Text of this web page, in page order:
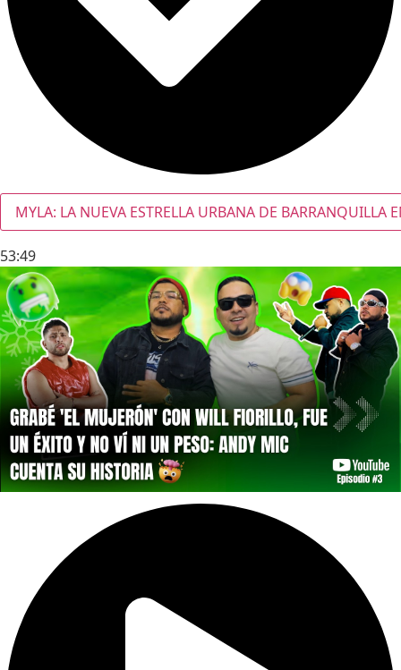
MYLA: LA NUEVA ESTRELLA URBANA DE BARRANQUILLA
53:49